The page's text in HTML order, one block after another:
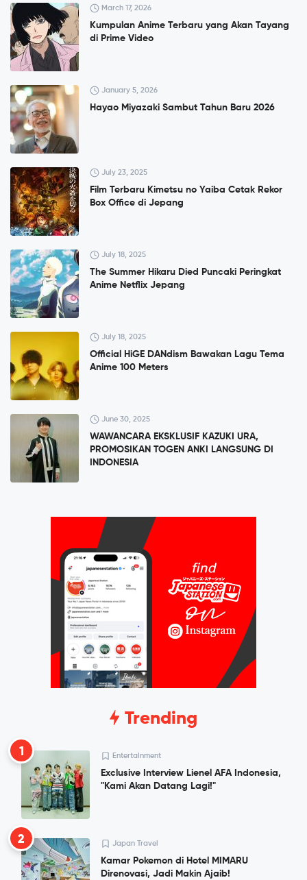
March 17, 2026
Kumpulan Anime Terbaru yang Akan Tayang
di Prime Video
January 5, 2026
Hayao Miyazaki Sambut Tahun Baru 2026
July 23, 2025
Film Terbaru Kimetsu no Yaiba Cetak Rekor
Box Office di Jepang
July 18, 2025
The Summer Hikaru Died Puncaki Peringkat
Anime Netflix Jepang
July 18, 2025
Official HiGE DANdism Bawakan Lagu Tema
Anime 100 Meters
June 30, 2025
WAWANCARA EKSKLUSIF KAZUKI URA,
PROMOSIKAN TOGEN ANKI LANGSUNG DI
INDONESIA
Trending
1 Entertainment
Exclusive Interview Lienel AFA Indonesia,
"Kami Akan Datang Lagi!"
2 Japan Travel
Kamar Pokemon di Hotel MIMARU
Direnovasi, Jadi Makin Ajaib!